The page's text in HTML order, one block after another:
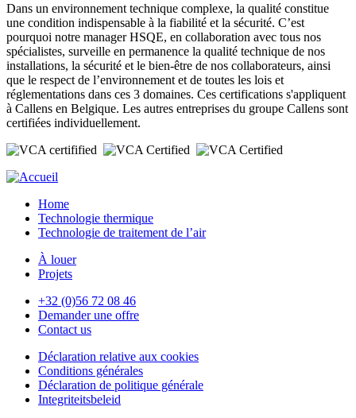
Dans un environnement technique complexe, la qualité constitue
une condition indispensable à la fiabilité et la sécurité. C’est
pourquoi notre manager HSQE, en collaboration avec tous nos
spécialistes, surveille en permanence la qualité technique de nos
installations, la sécurité et le bien-être de nos collaborateurs, ainsi
que le respect de l’environnement et de toutes les lois et
réglementations dans ces 3 domaines. Ces certifications s'appliquent
à Callens en Belgique. Les autres entreprises du groupe Callens sont
certifiées individuellement.
Home
Technologie thermique
Technologie de traitement de l’air
À louer
Projets
+32 (0)56 72 08 46
Demander une offre
Contact us
Déclaration relative aux cookies
Conditions générales
Déclaration de politique générale
Integriteitsbeleid